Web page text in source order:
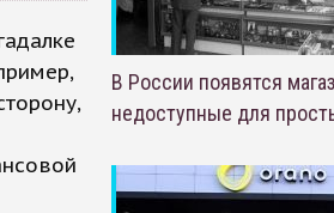
В России появятся
недоступные для